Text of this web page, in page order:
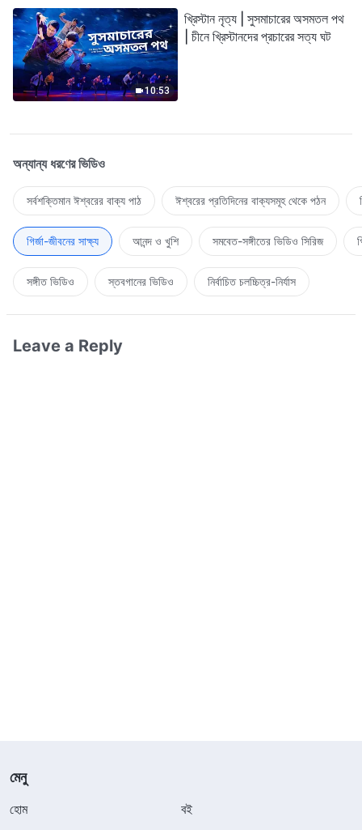
10:53
খ্রিস্টান নৃত্য | সুসমাচারের অসমতল পথ
| চীনে খ্রিস্টানদের প্রচারের সত্য ঘট
অন্যান্য ধরণের ভিডিও
সর্বশক্তিমান ঈশ্বরের বাক্য পাঠ ঈশ্বরের প্রতিদিনের বাক্যসমূহ থেকে পঠন
গির্জা-জীবনের সাক্ষ্য আনন্দ ও খুশি সমবেত-সঙ্গীতের ভিডিও সিরিজ
সঙ্গীত ভিডিও স্তবগানের ভিডিও নির্বাচিত চলচ্চিত্র-নির্যাস
Leave a Reply
মেনু
হোম
বই